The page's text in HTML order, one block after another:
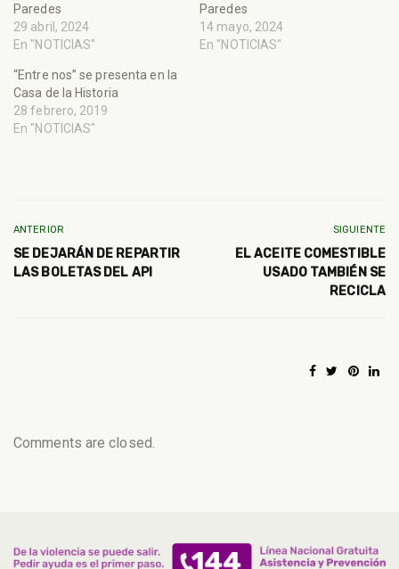
Paredes
29 abril, 2024
En "NOTICIAS"
Paredes
14 mayo, 2024
En "NOTICIAS"
“Entre nos” se presenta en la
Casa de la Historia
28 febrero, 2019
En "NOTICIAS"
ANTERIOR
SE DEJARÁN DE REPARTIR
LAS BOLETAS DEL API
SIGUIENTE
EL ACEITE COMESTIBLE
USADO TAMBIÉN SE
RECICLA
Comments are closed.